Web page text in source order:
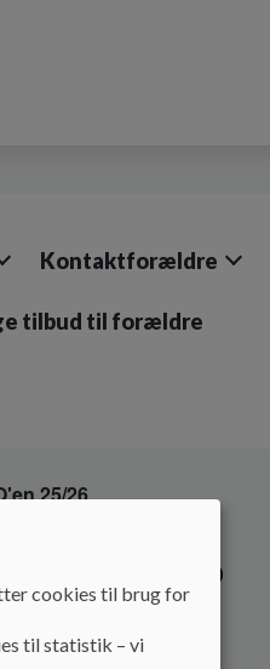
Kontaktforældre
tilbud til forældre
25/26
25/26
25/26
cookies til brug for
til statistik – vi